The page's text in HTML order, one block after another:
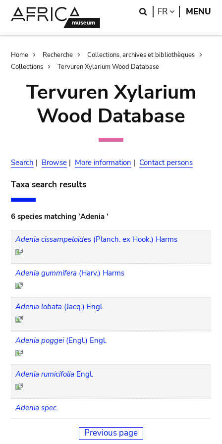
Search
FR LANGUAGE
MENU
Breadcrumb
Home Recherche
Collections, archives et bibliothèques
Collections
Tervuren Xylarium Wood Database
Tervuren Xylarium
Wood Database
Search | Browse | More information | Contact persons
Taxa search results
6 species matching 'Adenia '
Adenia cissampeloides (Planch. ex Hook.) Harms
Adenia gummifera (Harv.) Harms
Adenia lobata (Jacq.) Engl.
Adenia poggei (Engl.) Engl.
Adenia rumicifolia Engl.
Adenia spec.
Previous page